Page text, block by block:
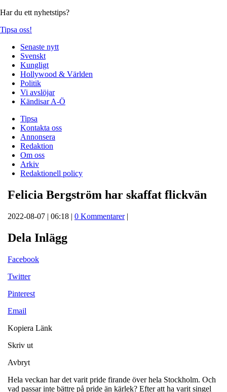
Har du ett nyhetstips?
Tipsa oss!
Senaste nytt
Svenskt
Kungligt
Hollywood & Världen
Politik
Vi avslöjar
Kändisar A-Ö
Tipsa
Kontakta oss
Annonsera
Redaktion
Om oss
Arkiv
Redaktionell policy
Felicia Bergström har skaffat flickvän
2022-08-07 | 06:18 | 0 Kommentarer|
Dela Inlägg
Facebook
Twitter
Pinterest
Email
Kopiera Länk
Skriv ut
Avbryt
Hela veckan har det varit pride firande över hela Stockholm. Och
vad passar inte bättre på pride än kärlek? Efter att ha varit singel